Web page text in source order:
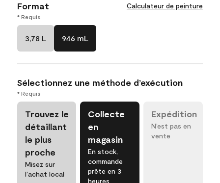
Format Calculateur de peinture
* Requis
3,78 L 946 mL
Sélectionnez une méthode d’exécution
* Requis
Trouvez le
détaillant
le plus
proche
Misez sur
l’achat local
Collecte
en
magasin
En stock,
commande
prête en 3
heures
Expédition
N’est pas en
vente